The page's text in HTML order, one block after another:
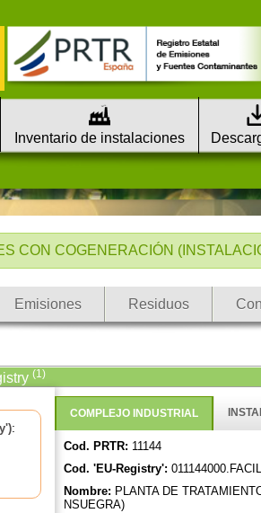
Inventario de instalaciones
CON COGENERACIÓN
Emisiones Residuos
(1)
:
COMPLEJO INDUSTRIAL
Cod. PRTR: 11144
Cod. 'EU-Registry':
Nombre: PLANTA DE
NSUEGRA)